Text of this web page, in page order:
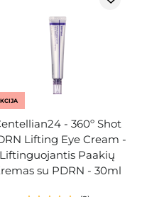
- 360º Shot
Lifting Eye Cream -
Liftinguojantis Paakių
su PDRN - 30ml